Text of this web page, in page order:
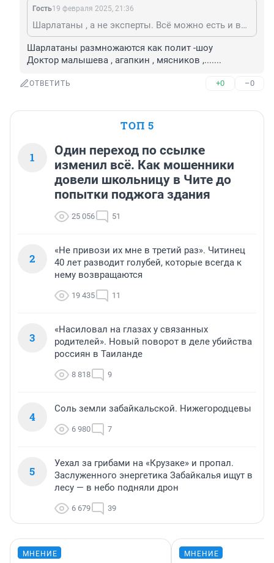
Гость19 февраля 2025, 21:36
Шарлатаны , а не эксперты. Всё можно есть и всё полезно в меру. Смотрите доктора Мясников, вот это эксперт.
Шарлатаны размножаются как полит -шоу
Доктор малышева , агапкин , мясников ,.......
ОТВЕТИТЬ +0 –0
ТОП 5
1
Один переход по ссылке
изменил всё. Как мошенники
довели школьницу в Чите до
попытки поджога здания
25 056 51
2
«Не привози их мне в третий раз». Читинец
40 лет разводит голубей, которые всегда к
нему возвращаются
19 435 11
3
«Насиловал на глазах у связанных
родителей». Новый поворот в деле убийства
россиян в Таиланде
8 818 9
4
Соль земли забайкальской. Нижегородцевы
6 980 7
5
Уехал за грибами на «Крузаке» и пропал.
Заслуженного энергетика Забайкалья ищут в
лесу — в небо подняли дрон
6 679 39
МНЕНИЕ МНЕНИЕ